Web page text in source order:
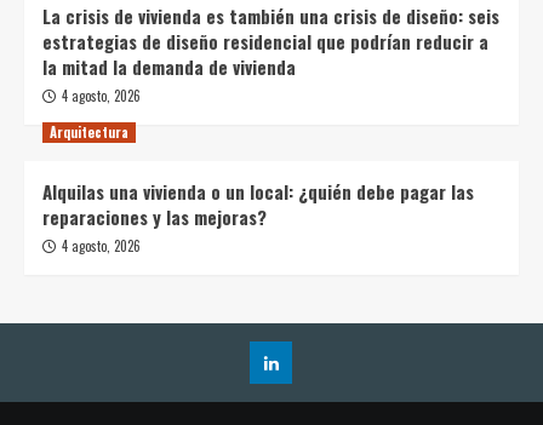
La crisis de vivienda es también una crisis de diseño: seis
estrategias de diseño residencial que podrían reducir a
la mitad la demanda de vivienda
4 agosto, 2026
Arquitectura
Alquilas una vivienda o un local: ¿quién debe pagar las
reparaciones y las mejoras?
4 agosto, 2026
LinkedIn